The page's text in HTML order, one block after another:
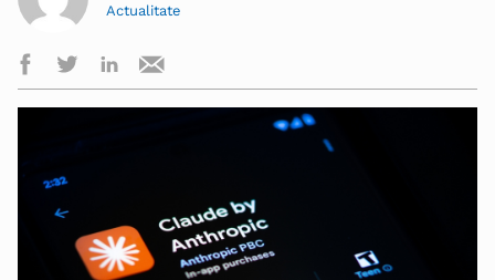
Actualitate